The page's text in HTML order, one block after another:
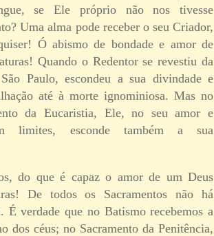
se Ele próprio não nos tivesse
Uma alma pode receber o seu Criador,
Ó abismo de bondade e amor de
Quando o Redentor se revestiu da
Paulo, escondeu a sua divindade e
até à morte ignominiosa. Mas no
da Eucaristia, Ele, no seu amor e
limites, esconde também a sua
do que é capaz o amor de um Deus
De todos os Sacramentos não há
É verdade que no Batismo recebemos a
dos céus; no Sacramento da Penitência,